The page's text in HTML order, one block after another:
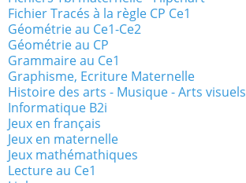
Fichier Tracés à la règle CP Ce1
Géométrie au Ce1-Ce2
Géométrie au CP
Grammaire au Ce1
Graphisme, Ecriture Maternelle
Histoire des arts - Musique - Arts visuels
Informatique B2i
Jeux en français
Jeux en maternelle
Jeux mathémathiques
Lecture au Ce1